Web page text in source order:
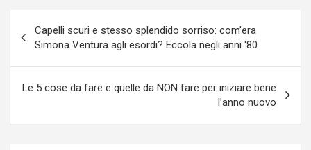
articoli
Capelli scuri e stesso splendido sorriso: com’era
Simona Ventura agli esordi? Eccola negli anni ‘80
Le 5 cose da fare e quelle da NON fare per iniziare bene
l’anno nuovo